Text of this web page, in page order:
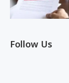
Follow Us